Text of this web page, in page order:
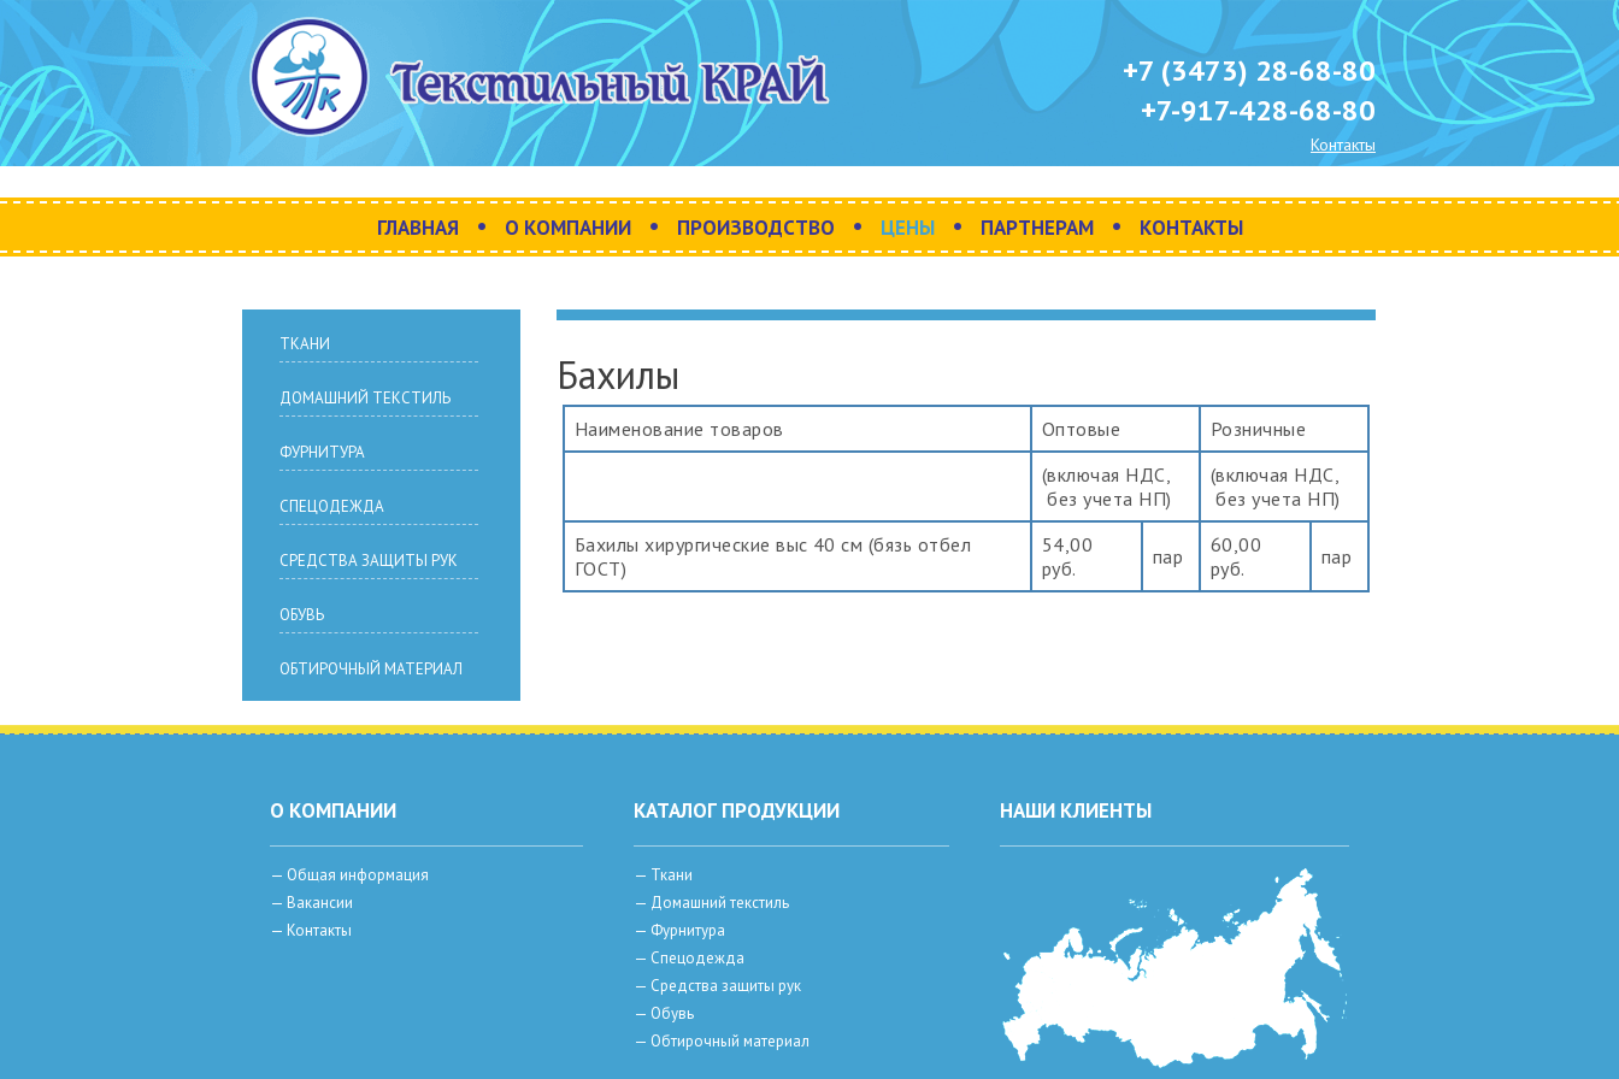
+7 (3473) 28-68-80
+7-917-428-68-80
Контакты
ГЛАВНАЯ • О КОМПАНИИ • ПРОИЗВОДСТВО • ЦЕНЫ • ПАРТНЕРАМ • КОНТАКТЫ
Бахилы
Наименование товаров Оптовые
Розничные
(включая НДС,
без учета НП)
(включая НДС,
без учета НП)
Бахилы хирургические выс 40 см (бязь отбел
ГОСТ)
54,00
руб.
пар
60,00
руб.
пар
ТКАНИ
ДОМАШНИЙ ТЕКСТИЛЬ
ФУРНИТУРА
СПЕЦОДЕЖДА
СРЕДСТВА ЗАЩИТЫ РУК
ОБУВЬ
ОБТИРОЧНЫЙ МАТЕРИАЛ
О КОМПАНИИ
— Общая информация
— Вакансии
— Контакты
КАТАЛОГ ПРОДУКЦИИ
— Ткани
— Домашний текстиль
— Фурнитура
— Спецодежда
— Средства защиты рук
— Обувь
— Обтирочный материал
НАШИ КЛИЕНТЫ